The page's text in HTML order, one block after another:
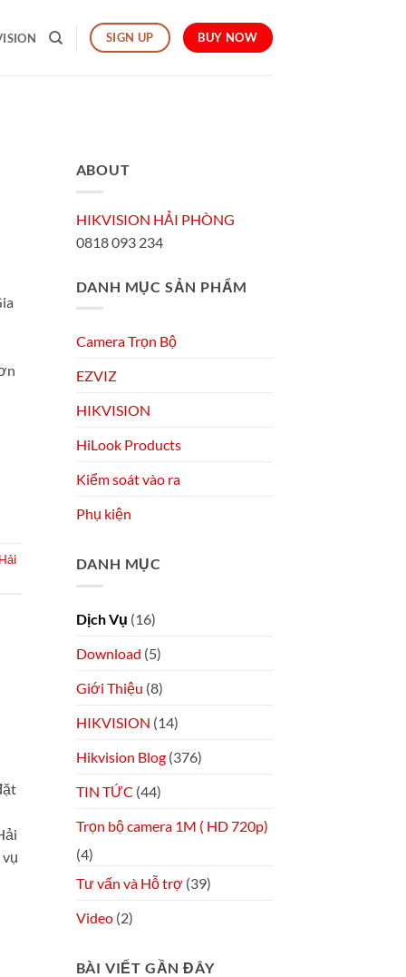
SIGN UP BUY NOW
ABOUT
HIKVISION HẢI PHÒNG
0818 093 234
DANH MỤC SẢN PHẨM
Camera Trọn Bộ
EZVIZ
HIKVISION
HiLook Products
Kiểm soát vào ra
Phụ kiện
DANH MỤC
Dịch Vụ (16)
Download (5)
Giới Thiệu (8)
HIKVISION (14)
Hikvision Blog(376)
TIN TỨC (44)
Trọn bộ camera 1M ( HD 720p)
(4)
Tư vấn và Hỗ trợ (39)
Video(2)
BÀI VIẾT GẦN ĐÂY